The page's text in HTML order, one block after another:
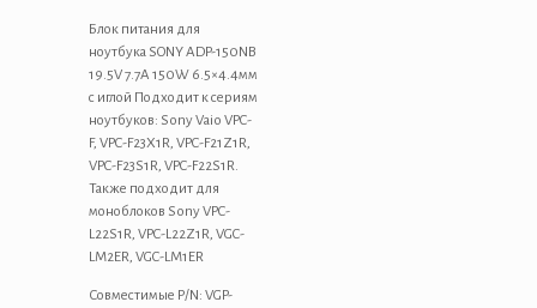
6.5x4.4мм
Блок питания для
ноутбука SONY ADP-150NB
19.5V 7.7A 150W 6.5×4.4мм
с иглой Подходит к сериям
ноутбуков: Sony Vaio VPC-
F, VPC-F23X1R, VPC-F21Z1R,
VPC-F23S1R, VPC-F22S1R.
Также подходит для
моноблоков Sony VPC-
L22S1R, VPC-L22Z1R, VGC-
LM2ER, VGC-LM1ER
Совместимые P/N: VGP-